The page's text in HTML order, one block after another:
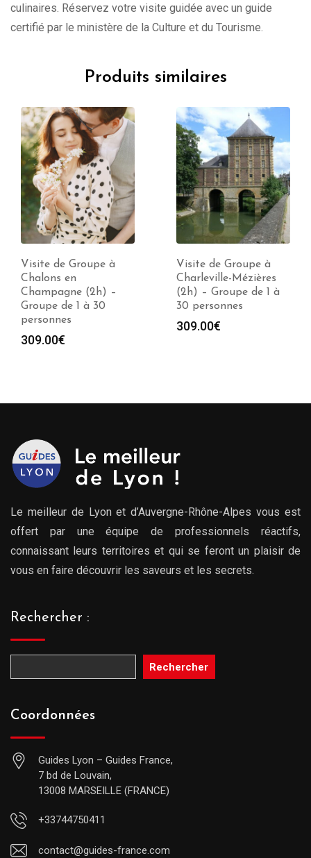
culinaires. Réservez votre visite guidée avec un guide
certifié par le ministère de la Culture et du Tourisme.
Produits similaires
Visite de Groupe à
Chalons en
Champagne (2h) –
Groupe de 1 à 30
personnes
309.00€
Visite de Groupe à
Charleville-Mézières
(2h) – Groupe de 1 à
30 personnes
309.00€
Le meilleur de Lyon et d’Auvergne-Rhône-Alpes vous est
offert par une équipe de professionnels réactifs,
connaissant leurs territoires et qui se feront un plaisir de
vous en faire découvrir les saveurs et les secrets.
Rechercher :
Rechercher
Coordonnées
Guides Lyon – Guides France,
7 bd de Louvain,
13008 MARSEILLE (FRANCE)
+33744750411
contact@guides-france.com